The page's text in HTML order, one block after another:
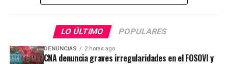
LO ÚLTIMO POPULARES
DENUNCIAS 2 horas ago
CNA denuncia graves irregularidades en el FOSOVI y